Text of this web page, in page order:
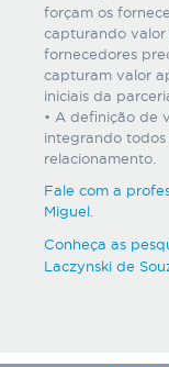
forçam os
capturando valor
fornecedores
capturam valor
iniciais da
• A definição de
integrando todos
relacionamento.
Fale com a
Miguel
Conheça as
Laczynski de